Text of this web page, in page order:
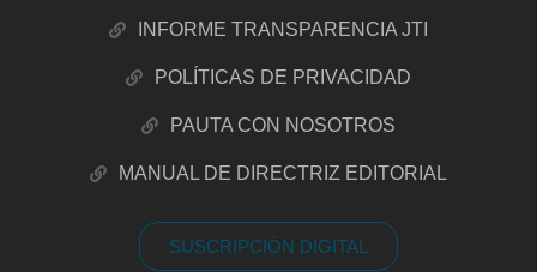
INFORME TRANSPARENCIA JTI
POLÍTICAS DE PRIVACIDAD
PAUTA CON NOSOTROS
MANUAL DE DIRECTRIZ EDITORIAL
SUSCRIPCIÓN DIGITAL